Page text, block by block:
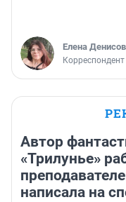
Елена
Корреспондент
Автор
«Трилунье»
написала на